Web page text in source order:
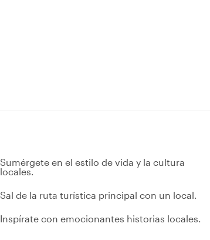
Sumérgete en el estilo de vida y la cultura
locales.
Sal de la ruta turística principal con un local.
Inspírate con emocionantes historias locales.